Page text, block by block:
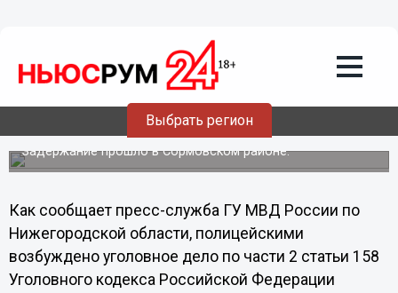
Выбрать регион
05.08.201309:01
Угонщики мотоцикла задержаны в
Нижегородской области
Задержание прошло в Сормовском районе.
Как сообщает пресс-служба ГУ МВД России по
Нижегородской области, полицейскими
возбуждено уголовное дело по части 2 статьи 158
Уголовного кодекса Российской Федерации